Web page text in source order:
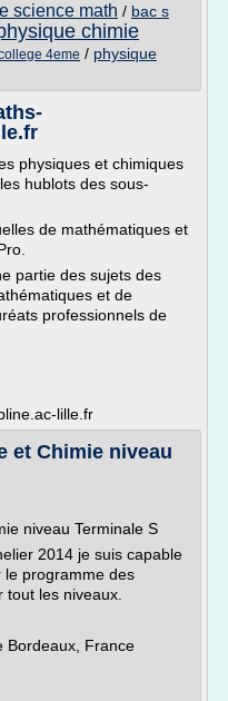
science math / bac s
chimie
4eme / physique
physiques et chimiques
hublots des sous-
de mathématiques et
partie des sujets des
et de
professionnels de
lille.fr
et Chimie niveau
niveau Terminale S
2014 je suis capable
programme des
les niveaux.
Bordeaux, France